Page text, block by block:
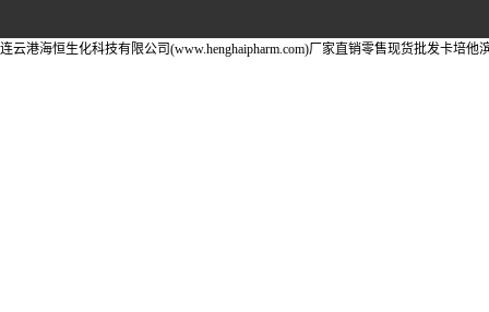
连云港海恒生化科技有限公司(www.henghaipharm.com)厂家直销零售现货批发卡培